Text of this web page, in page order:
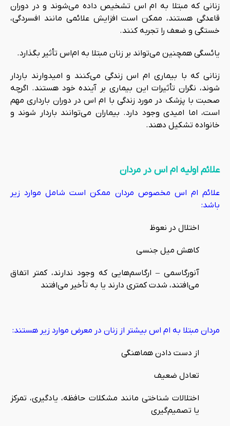
زنانی که مبتلا به ام اس تشخیص داده می‌شوند و در دوران
قاعدگی هستند، ممکن است افزایش علائمی مانند افسردگی،
خستگی و ضعف را تجربه کنند.
یائسگی همچنین می‌تواند بر زنان مبتلا به ام‌اس تأثیر بگذارد.
زنانی که با بیماری ام اس زندگی می‌کنند و امیدوارند باردار
شوند، نگران تأثیرات این بیماری بر آینده خود هستند. اگرچه
صحبت با پزشک در مورد زندگی با ام اس در دوران بارداری مهم
است، اما امیدی وجود دارد. بیماران می‌توانند باردار شوند و
خانواده تشکیل دهند.
علائم اولیه ام اس در مردان
علائم ام اس مخصوص مردان ممکن است شامل موارد زیر
باشد:
اختلال در نعوظ
کاهش میل جنسی
آنورگاسمی – ارگاسم‌هایی که وجود ندارند، کمتر اتفاق
می‌افتند، شدت کمتری دارند یا به تأخیر می‌افتند
مردان مبتلا به ام اس بیشتر از زنان در معرض موارد زیر هستند:
از دست دادن هماهنگی
تعادل ضعیف
اختلالات شناختی مانند مشکلات حافظه، یادگیری، تمرکز
یا تصمیم‌گیری